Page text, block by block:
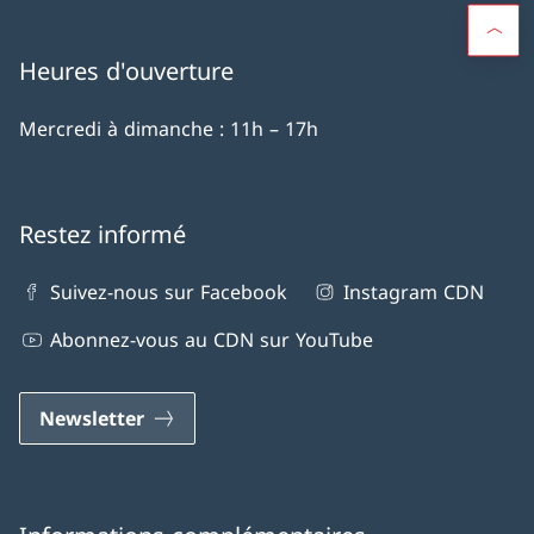
Heures d'ouverture
Mercredi à dimanche : 11h – 17h
Restez informé
Suivez-nous sur Facebook
Instagram CDN
Abonnez-vous au CDN sur YouTube
Newsletter